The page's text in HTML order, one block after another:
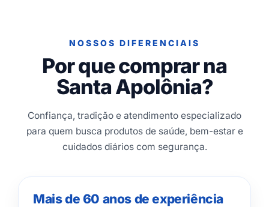
NOSSOS DIFERENCIAIS
Por que comprar na
Santa Apolônia?
Confiança, tradição e atendimento especializado
para quem busca produtos de saúde, bem-estar e
cuidados diários com segurança.
Mais de 60 anos de experiência